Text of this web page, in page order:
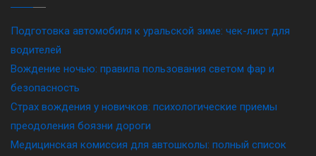
Подготовка автомобиля к уральской зиме: чек-лист для
водителей
Вождение ночью: правила пользования светом фар и
безопасность
Страх вождения у новичков: психологические приемы
преодоления боязни дороги
Медицинская комиссия для автошколы: полный список